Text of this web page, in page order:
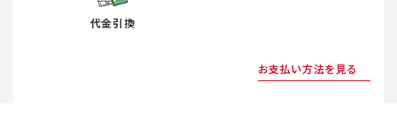
代金引換
お支払い方法を見る